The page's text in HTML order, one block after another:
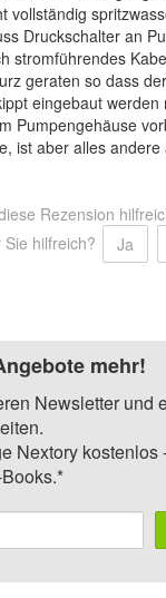
vollständig
Druckschalter an
stromführendes
geraten so dass
eingebaut werden
Pumpengehäuse
ist aber alles
Rezension
hilfreich?
Ja
mehr!
Newsletter und
Nextory kostenlos